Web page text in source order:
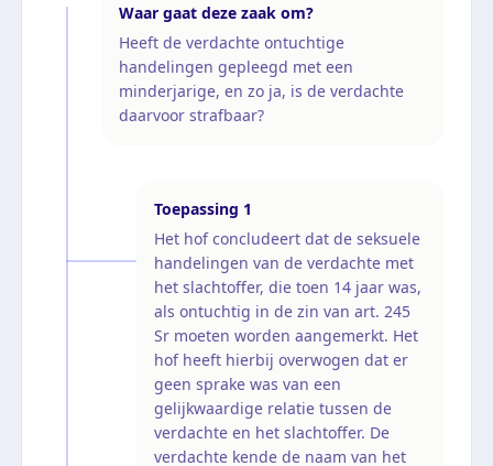
Waar gaat deze zaak om?
Heeft de verdachte ontuchtige
handelingen gepleegd met een
minderjarige, en zo ja, is de verdachte
daarvoor strafbaar?
Toepassing 1
Het hof concludeert dat de seksuele
handelingen van de verdachte met
het slachtoffer, die toen 14 jaar was,
als ontuchtig in de zin van art. 245
Sr moeten worden aangemerkt. Het
hof heeft hierbij overwogen dat er
geen sprake was van een
gelijkwaardige relatie tussen de
verdachte en het slachtoffer. De
verdachte kende de naam van het